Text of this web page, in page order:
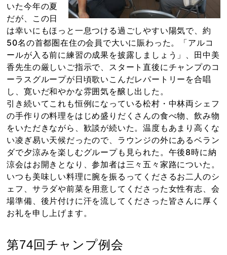
いた今年の夏
だが、この日
は幸いにもほっと一息つける過ごしやすい陽気で、約
50名の首都圏在住の会員で大いに賑わった。「アルコ
ールが入る前に練習の成果を披露しましょう」、田中美
香先生の厳しいご指示で、スタート直後にチャンプのコ
ーラスグループが日頃歌いこんだレパートリーを合唱
し、寛いだ和やかな雰囲気を醸し出した。
引き続いてこれも恒例になっている松村・中林両シェフ
の手作りの料理をはじめ盛りだくさんの食べ物、飲み物
をいただきながら、歓談が続いた。温度もあまり高くな
い凌ぎ易い天候だったので、ラウンジの外にあるベラン
ダで夕涼みを楽しむグループも見られた。午後8時に納
涼会はお開きとなり、参加者は三々五々家路についた。
いつも美味しい料理に腕を振るってくださるお二人のシ
ェフ、サラダや前菜を用意してくださった女性有志、会
場準備、後片付けに汗を流してくださった皆さんに厚く
お礼を申し上げます。
第74回チャンプ例会